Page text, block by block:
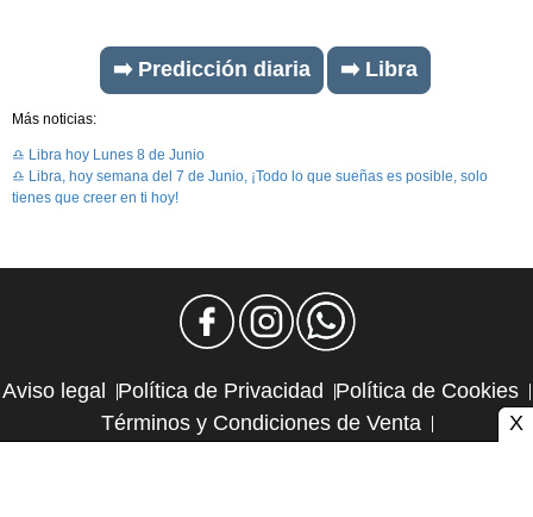
➡️ Predicción diaria ➡️ Libra
Más noticias:
♎ Libra hoy Lunes 8 de Junio
♎ Libra, hoy semana del 7 de Junio, ¡Todo lo que sueñas es posible, solo
tienes que creer en ti hoy!
Aviso legal Política de Privacidad
Política de Cookies
Términos y Condiciones de Venta
X